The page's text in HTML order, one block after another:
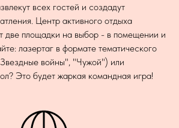
всех гостей и создадут
Центр активного отдыха
две площадки на выбор - в помещении и
лазертаг в формате тематического
войны", "Чужой") или
Это будет жаркая командная игра!